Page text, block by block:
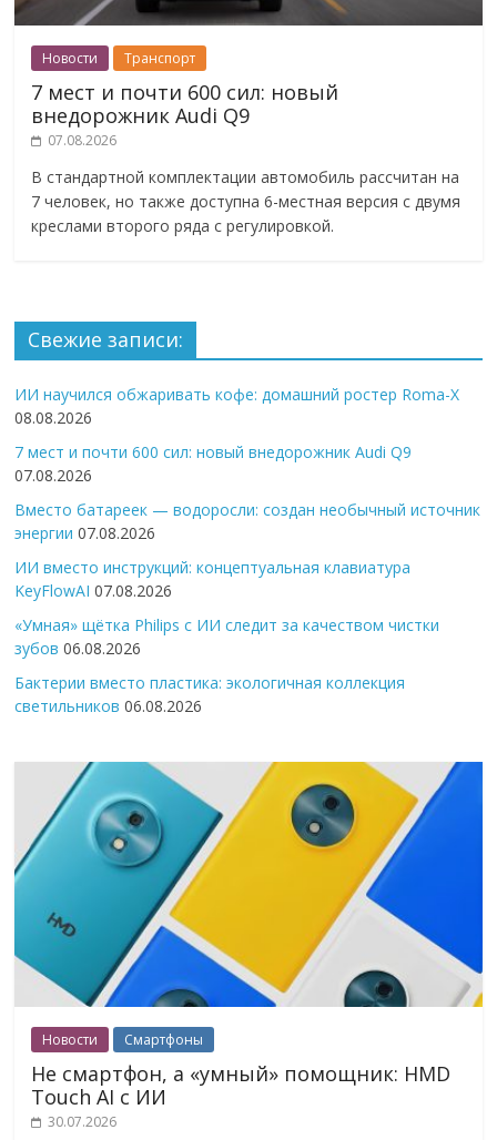
Новости Транспорт
7 мест и почти 600 сил: новый
внедорожник Audi Q9
07.08.2026
В стандартной комплектации автомобиль рассчитан на
7 человек, но также доступна 6-местная версия с двумя
креслами второго ряда с регулировкой.
Свежие записи:
ИИ научился обжаривать кофе: домашний ростер Roma-X
08.08.2026
7 мест и почти 600 сил: новый внедорожник Audi Q9
07.08.2026
Вместо батареек — водоросли: создан необычный источник
энергии 07.08.2026
ИИ вместо инструкций: концептуальная клавиатура
KeyFlowAI 07.08.2026
«Умная» щётка Philips с ИИ следит за качеством чистки
зубов 06.08.2026
Бактерии вместо пластика: экологичная коллекция
светильников 06.08.2026
Новости Смартфоны
Не смартфон, а «умный» помощник: HMD
Touch AI с ИИ
30.07.2026